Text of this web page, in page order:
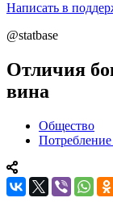
Написать в
@statbase
Отличия
вина
Общество